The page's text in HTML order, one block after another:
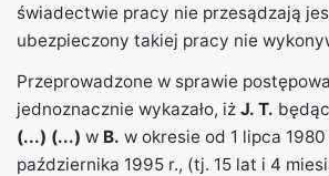
świadectwie pracy nie przesądzają
ubezpieczony takiej pracy nie
Przeprowadzone w sprawie
jednoznacznie wykazało, iż J. T.
(...) (...) w B. w okresie od 1 lipca 1980
października 1995 r., (tj. 15 lat i 4